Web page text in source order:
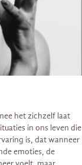
het zichzelf laat
in ons leven die
is, dat wanneer
emoties, de